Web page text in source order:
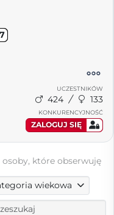
UCZESTNIKÓW
424 133
KONKURENCYJNOŚĆ
ZALOGUJ SIĘ
osoby, które obserwuję
wiekowa